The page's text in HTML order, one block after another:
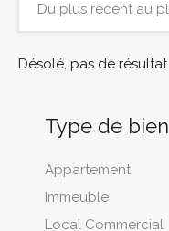
Désolé, pas de résultat
Type de bien
Appartement
Immeuble
Local Commercial